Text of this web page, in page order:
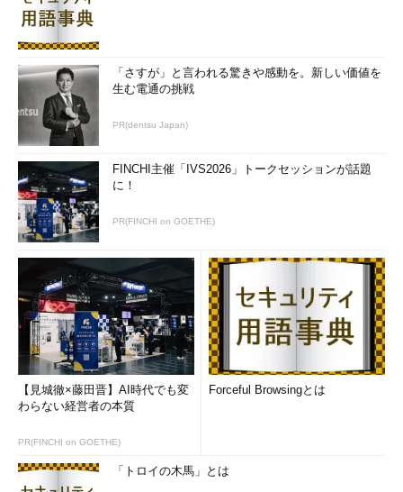
「さすが」と言われる驚きや感動を。新しい価値を
生む電通の挑戦
PR(dentsu Japan)
FINCHI主催「IVS2026」トークセッションが話題
に！
PR(FINCHI on GOETHE)
【見城徹×藤田晋】AI時代でも変
わらない経営者の本質
PR(FINCHI on GOETHE)
Forceful Browsingとは
「トロイの木馬」とは